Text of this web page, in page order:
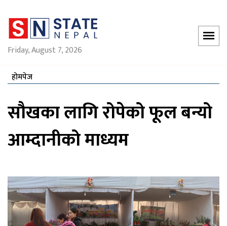
Friday, August 7, 2026
होमपेज
सौखका लागि रोपेको फूल बन्यो
आम्दानीको माध्यम